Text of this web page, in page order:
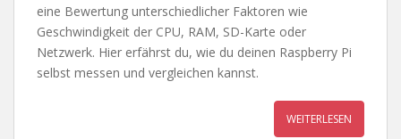
eine Bewertung unterschiedlicher Faktoren wie
Geschwindigkeit der CPU, RAM, SD-Karte oder
Netzwerk. Hier erfährst du, wie du deinen Raspberry Pi
selbst messen und vergleichen kannst.
WEITERLESEN